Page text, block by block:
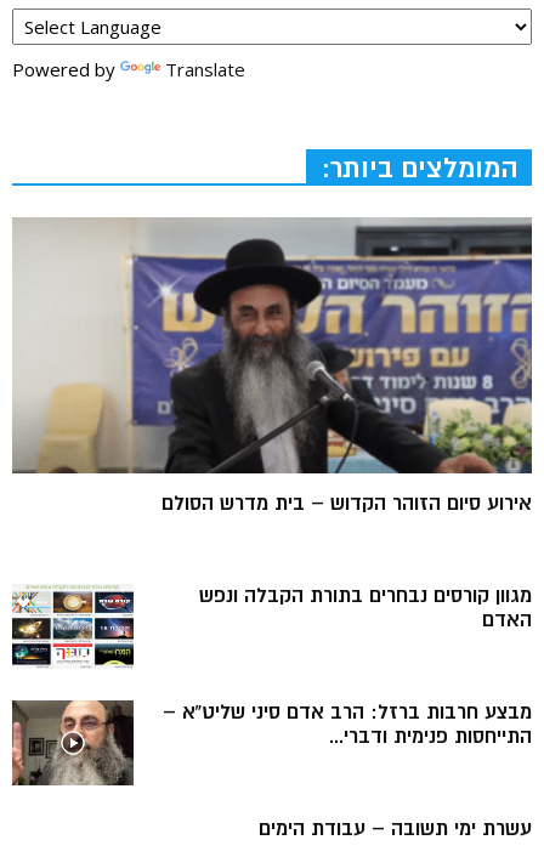
Powered by Translate
המומלצים ביותר:
אירוע סיום הזוהר הקדוש – בית מדרש הסולם
מגוון קורסים נבחרים בתורת הקבלה ונפש
האדם
מבצע חרבות ברזל: הרב אדם סיני שליט”א –
התייחסות פנימית ודברי...
עשרת ימי תשובה – עבודת הימים